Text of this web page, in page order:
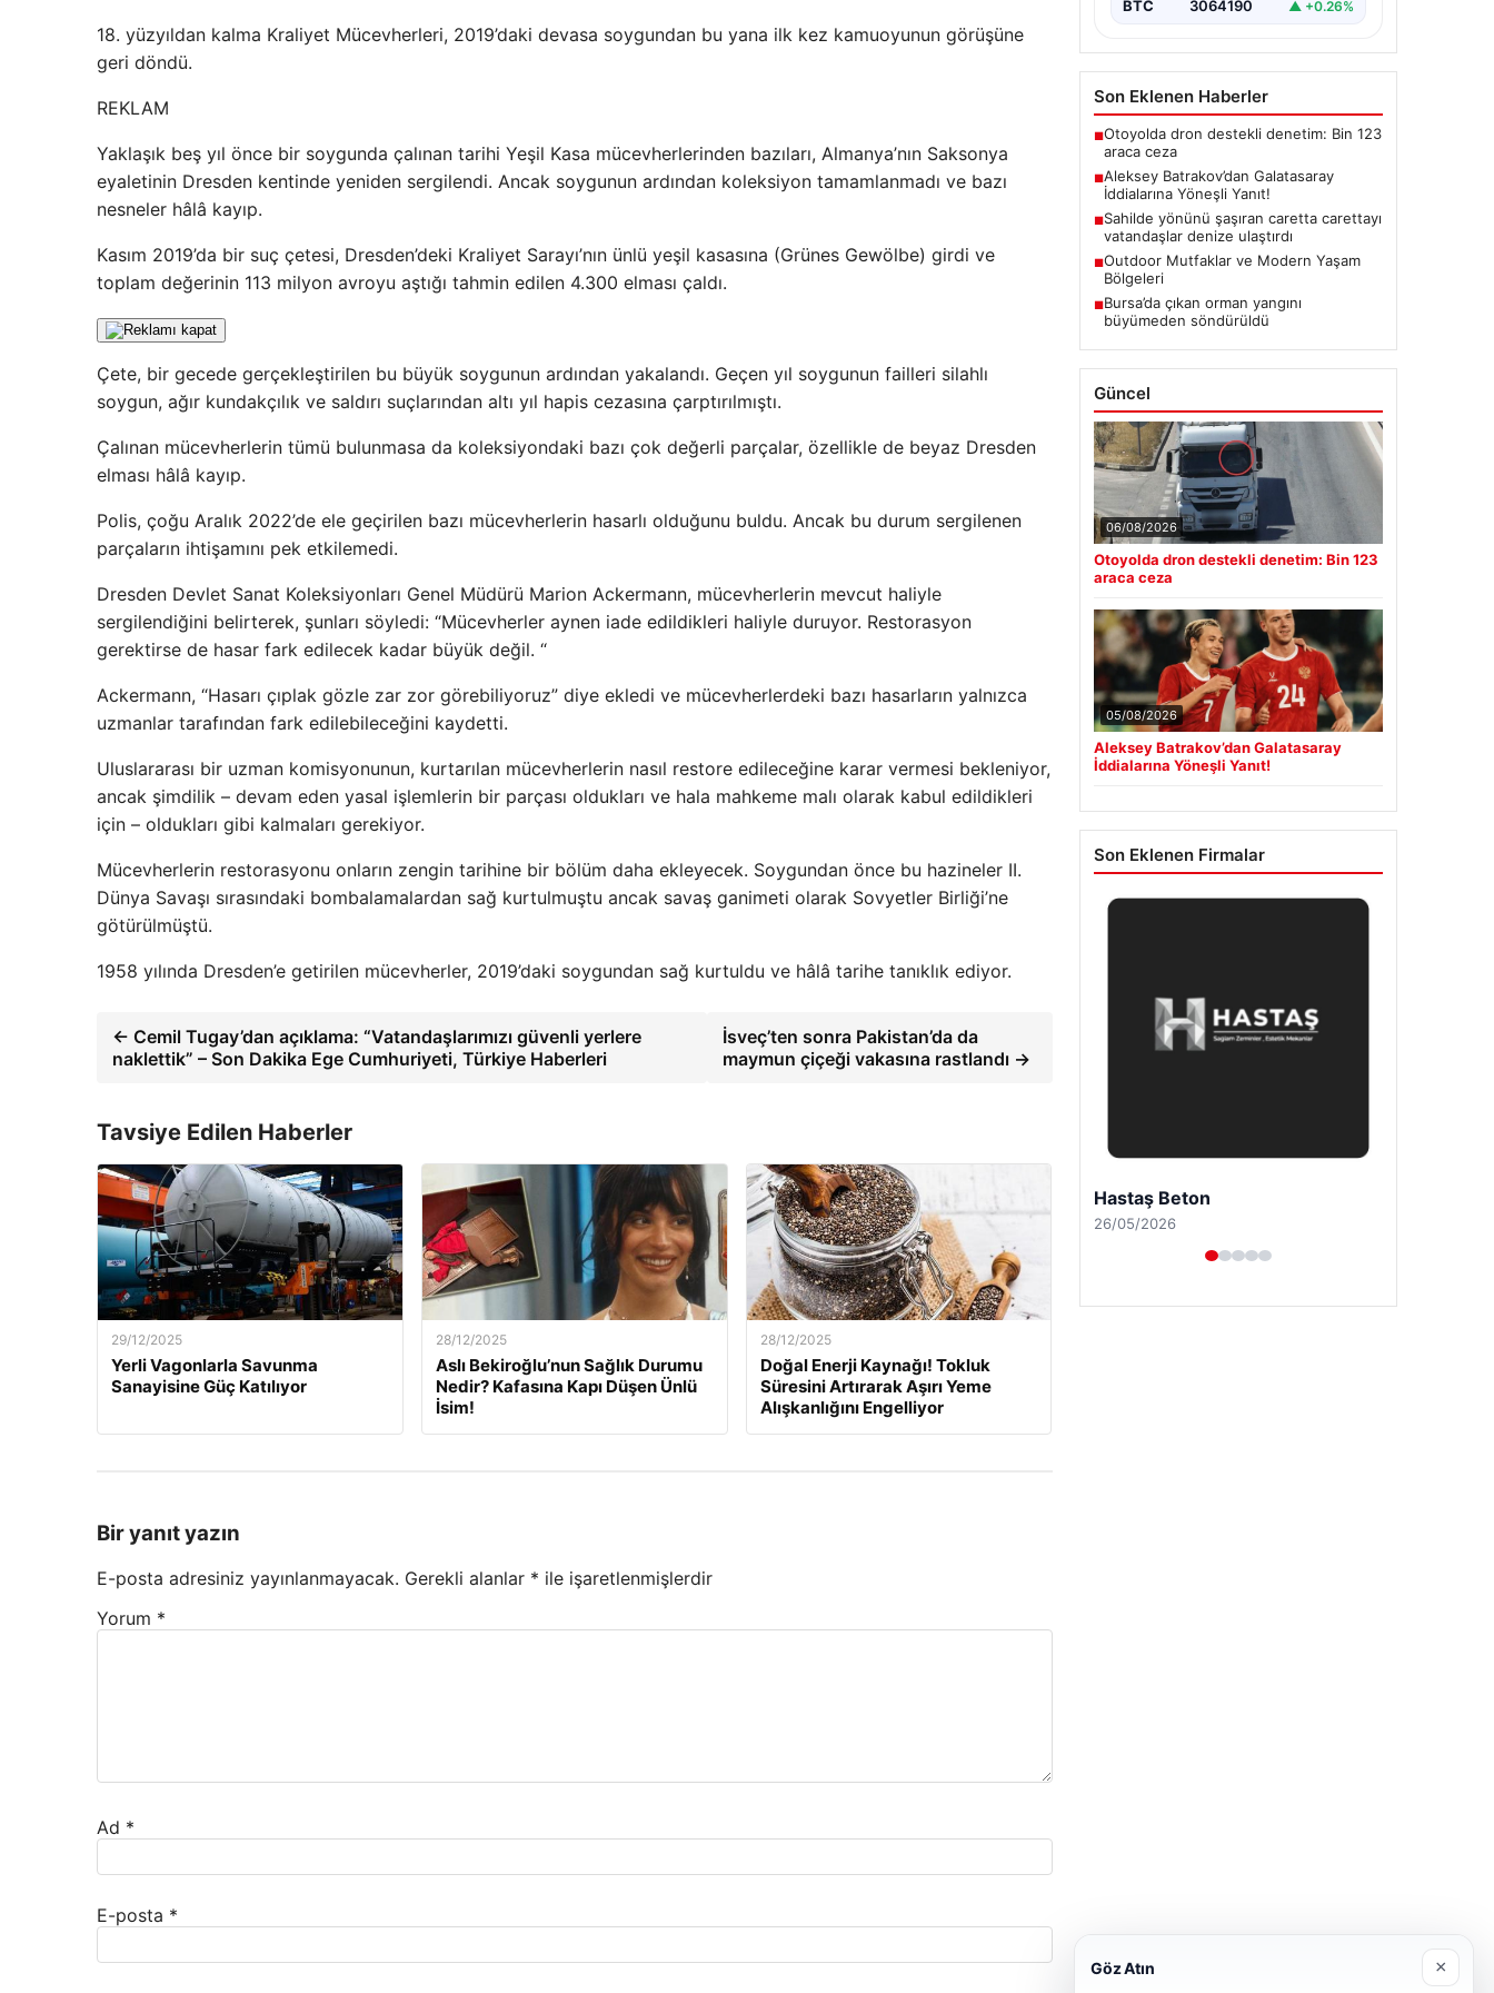
18. yüzyıldan kalma Kraliyet Mücevherleri, 2019’daki devasa soygundan bu yana ilk kez kamuoyunun görüşüne
geri döndü.
REKLAM
Yaklaşık beş yıl önce bir soygunda çalınan tarihi Yeşil Kasa mücevherlerinden bazıları, Almanya’nın Saksonya
eyaletinin Dresden kentinde yeniden sergilendi. Ancak soygunun ardından koleksiyon tamamlanmadı ve bazı
nesneler hâlâ kayıp.
Kasım 2019’da bir suç çetesi, Dresden’deki Kraliyet Sarayı’nın ünlü yeşil kasasına (Grünes Gewölbe) girdi ve
toplam değerinin 113 milyon avroyu aştığı tahmin edilen 4.300 elması çaldı.
Çete, bir gecede gerçekleştirilen bu büyük soygunun ardından yakalandı. Geçen yıl soygunun failleri silahlı
soygun, ağır kundakçılık ve saldırı suçlarından altı yıl hapis cezasına çarptırılmıştı.
Çalınan mücevherlerin tümü bulunmasa da koleksiyondaki bazı çok değerli parçalar, özellikle de beyaz Dresden
elması hâlâ kayıp.
Polis, çoğu Aralık 2022’de ele geçirilen bazı mücevherlerin hasarlı olduğunu buldu. Ancak bu durum sergilenen
parçaların ihtişamını pek etkilemedi.
Dresden Devlet Sanat Koleksiyonları Genel Müdürü Marion Ackermann, mücevherlerin mevcut haliyle
sergilendiğini belirterek, şunları söyledi: “Mücevherler aynen iade edildikleri haliyle duruyor. Restorasyon
gerektirse de hasar fark edilecek kadar büyük değil. “
Ackermann, “Hasarı çıplak gözle zar zor görebiliyoruz” diye ekledi ve mücevherlerdeki bazı hasarların yalnızca
uzmanlar tarafından fark edilebileceğini kaydetti.
Uluslararası bir uzman komisyonunun, kurtarılan mücevherlerin nasıl restore edileceğine karar vermesi bekleniyor,
ancak şimdilik – devam eden yasal işlemlerin bir parçası oldukları ve hala mahkeme malı olarak kabul edildikleri
için – oldukları gibi kalmaları gerekiyor.
Mücevherlerin restorasyonu onların zengin tarihine bir bölüm daha ekleyecek. Soygundan önce bu hazineler II.
Dünya Savaşı sırasındaki bombalamalardan sağ kurtulmuştu ancak savaş ganimeti olarak Sovyetler Birliği’ne
götürülmüştü.
1958 yılında Dresden’e getirilen mücevherler, 2019’daki soygundan sağ kurtuldu ve hâlâ tarihe tanıklık ediyor.
← Cemil Tugay’dan açıklama: “Vatandaşlarımızı güvenli yerlere
naklettik” – Son Dakika Ege Cumhuriyeti, Türkiye Haberleri
İsveç’ten sonra Pakistan’da da
maymun çiçeği vakasına rastlandı →
Tavsiye Edilen Haberler
29/12/2025
Yerli Vagonlarla Savunma
Sanayisine Güç Katılıyor
28/12/2025
Aslı Bekiroğlu’nun Sağlık Durumu
Nedir? Kafasına Kapı Düşen Ünlü
İsim!
28/12/2025
Doğal Enerji Kaynağı! Tokluk
Süresini Artırarak Aşırı Yeme
Alışkanlığını Engelliyor
Bir yanıt yazın
E-posta adresiniz yayınlanmayacak. Gerekli alanlar * ile işaretlenmişlerdir
Yorum *
Ad *
E-posta *
BTC 3064190 ▲ +0.26%
Son Eklenen Haberler
■Otoyolda dron destekli denetim: Bin 123
araca ceza
■Aleksey Batrakov’dan Galatasaray
İddialarına Yöneşli Yanıt!
■Sahilde yönünü şaşıran caretta carettayı
vatandaşlar denize ulaştırdı
■Outdoor Mutfaklar ve Modern Yaşam
Bölgeleri
■Bursa’da çıkan orman yangını
büyümeden söndürüldü
Güncel
06/08/2026
Otoyolda dron destekli denetim: Bin 123
araca ceza
05/08/2026
Aleksey Batrakov’dan Galatasaray
İddialarına Yöneşli Yanıt!
Son Eklenen Firmalar
Prenses Night Club
29/04/2026
Göz Atın ×